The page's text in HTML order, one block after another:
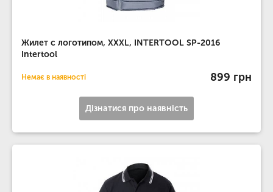
Жилет с логотипом, XXXL, INTERTOOL SP-2016
Intertool
Немає в наявності 899 грн
Дізнатися про наявність